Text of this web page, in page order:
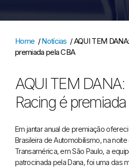
Home /Notícias /AQUI TEM
premiada pela CBA
AQUI TEM DANA:
Racing é
Em jantar anual de premiação
Brasileira de Automobilismo, na
Transamérica, em São Paulo, a
patrocinada pela Dana, foi uma das